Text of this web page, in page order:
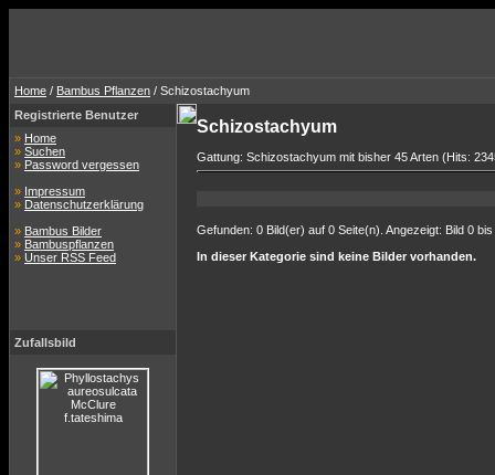
Home / Bambus Pflanzen / Schizostachyum
Registrierte Benutzer
» Home
» Suchen
» Password vergessen
» Impressum
» Datenschutzerklärung
» Bambus Bilder
» Bambuspflanzen
» Unser RSS Feed
Zufallsbild
Schizostachyum
Gattung: Schizostachyum mit bisher 45 Arten (Hits:
Gefunden: 0 Bild(er) auf 0 Seite(n). Angezeigt: Bild 0 bis
In dieser Kategorie sind keine Bilder vorhanden.